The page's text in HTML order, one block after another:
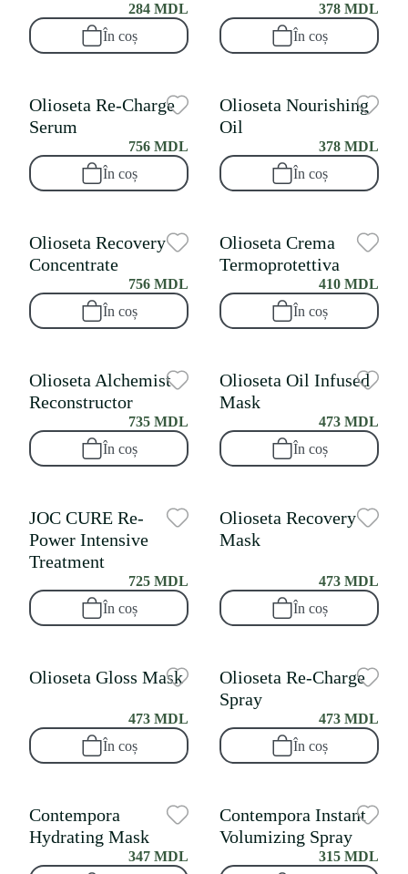
284 MDL
În coș
378 MDL
În coș
Olioseta Re-Charge
Serum
756 MDL
În coș
Olioseta Nourishing
Oil
378 MDL
În coș
Olioseta Recovery
Concentrate
756 MDL
În coș
Olioseta Crema
Termoprotettiva
410 MDL
În coș
Olioseta Alchemist
Reconstructor
735 MDL
În coș
Olioseta Oil Infused
Mask
473 MDL
În coș
JOC CURE Re-
Power Intensive
Treatment
725 MDL
În coș
Olioseta Recovery
Mask
473 MDL
În coș
Olioseta Gloss Mask
473 MDL
În coș
Olioseta Re-Charge
Spray
473 MDL
În coș
Contempora
Hydrating Mask
347 MDL
Contempora Instant
Volumizing Spray
315 MDL